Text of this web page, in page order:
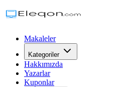
Makaleler
Kategoriler
Hakkımızda
Yazarlar
Kuponlar